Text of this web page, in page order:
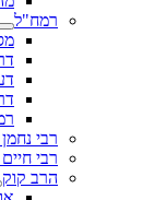
רמח"ל
רבי
רבי חיים
הרב קוק